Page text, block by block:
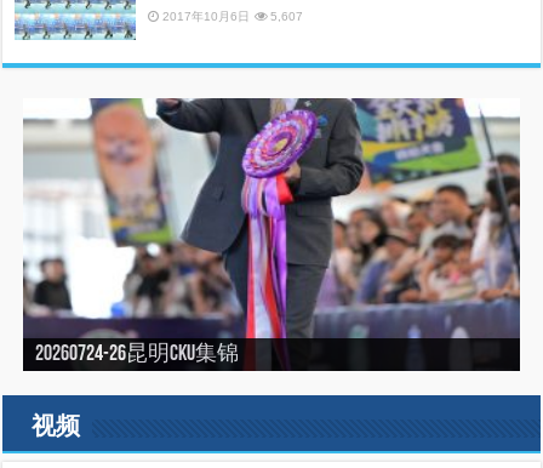
2017年10月6日 5,607
20260724-26昆明CKU集锦
20260717-19武汉CKU集锦
20260711-12廊坊CKU集锦
20260703-05宁波CKU集锦
20260627-28青岛CKU集锦
视频